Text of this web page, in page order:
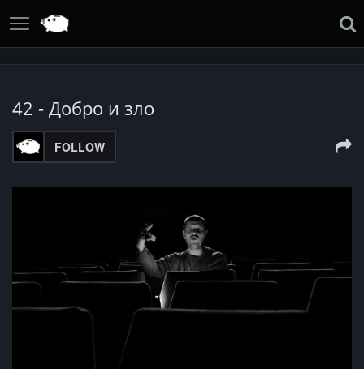
42 - Добро и зло
FOLLOW